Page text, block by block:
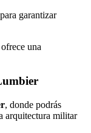
garantizar
una
, donde podrás
arquitectura militar